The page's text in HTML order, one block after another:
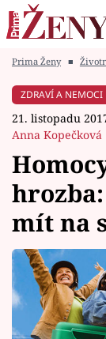
Módní alarm
Témata
Celebrity
Vztahy
Seriály
Prima Ženy ■
ZDRAVÍ A NEMOCI
21. listopadu
Anna Kopečková
mít na